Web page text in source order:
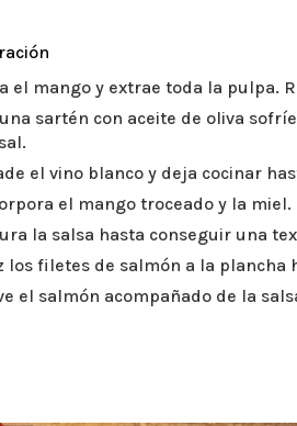
el mango y extrae toda la pulpa.
sartén con aceite de oliva
el vino blanco y deja cocinar
el mango troceado y la
la salsa hasta conseguir una
los filetes de salmón a la plancha
el salmón acompañado de la